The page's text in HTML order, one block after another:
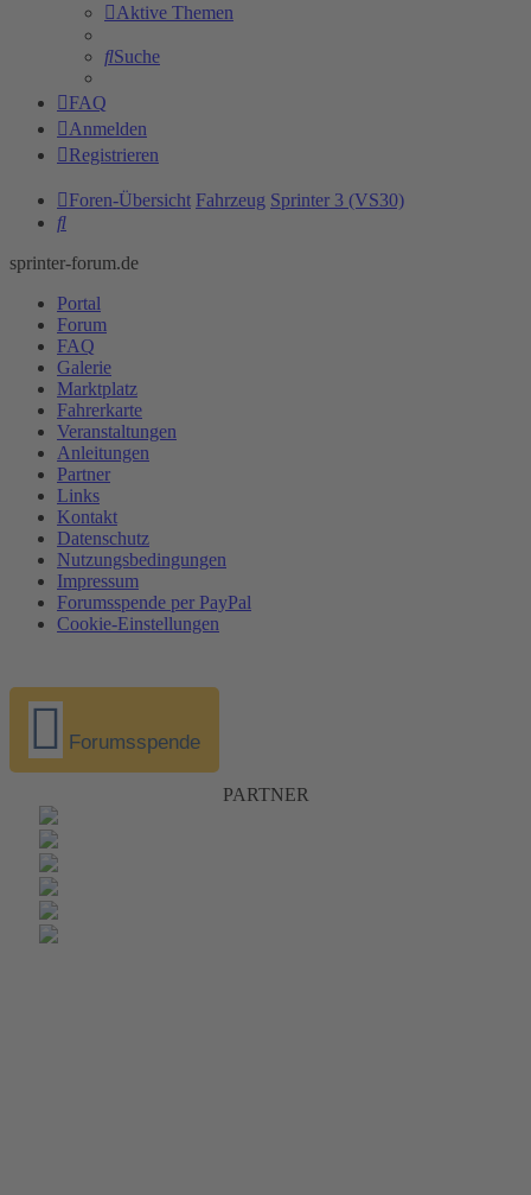
Aktive Themen
Suche
FAQ
Anmelden
Registrieren
Foren-Übersicht Fahrzeug Sprinter 3 (VS30)
Suche
sprinter-forum.de
Portal
Forum
FAQ
Galerie
Marktplatz
Fahrerkarte
Veranstaltungen
Anleitungen
Partner
Links
Kontakt
Datenschutz
Nutzungsbedingungen
Impressum
Forumsspende per PayPal
Cookie-Einstellungen
Forumsspende
PARTNER